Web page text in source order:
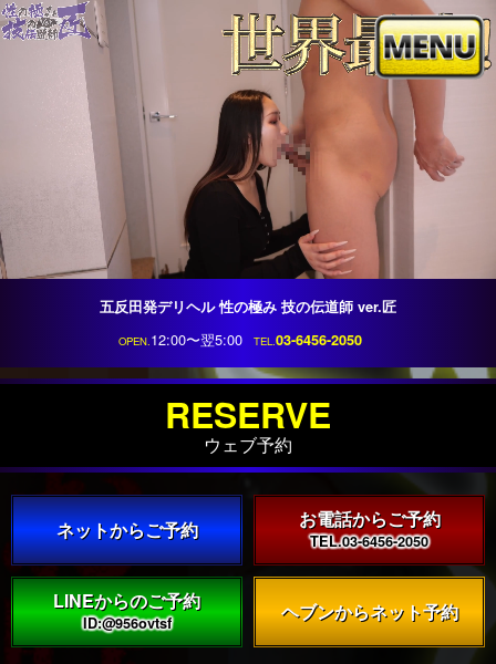
会員説明 グループ店
出勤 コース紹介
在籍 ランキング 口コミ 体験動画
ホテル
Twitter Q&A 問い合わせ 求人
五反田発デリヘル 性の極み 技の伝道師 ver.匠
OPEN.12:00〜翌5:00 TEL.03-6456-2050
RESERVE
ウェブ予約
ネットからご予約 お電話からご予約
TEL.03-6456-2050
LINEからのご予約
ID:@956ovtsf ヘブンからネット予約